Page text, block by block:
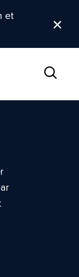
et